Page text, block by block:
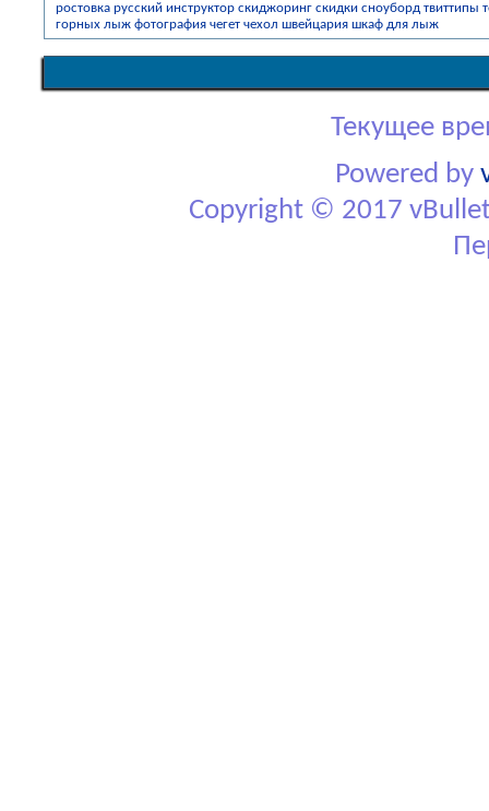
ростовка русский инструктор скиджоринг скидки сноуборд твиттипы
горных лыж фотография чегет чехол швейцария шкаф для лыж
Текущее
Powered by
Copyright © 2017